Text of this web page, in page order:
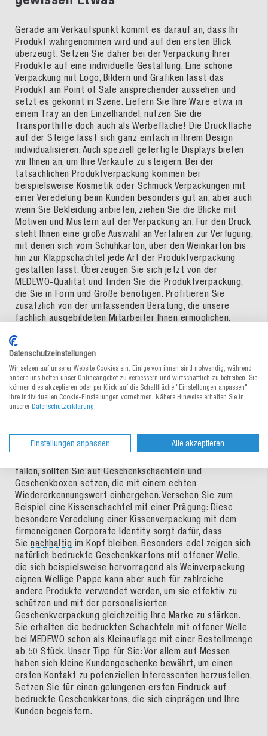
Gerade am Verkaufspunkt kommt es darauf an, dass Ihr
Produkt wahrgenommen wird und auf den ersten Blick
überzeugt. Setzen Sie daher bei der Verpackung Ihrer
Produkte auf eine individuelle Gestaltung. Eine schöne
Verpackung mit Logo, Bildern und Grafiken lässt das
Produkt am Point of Sale ansprechender aussehen und
setzt es gekonnt in Szene. Liefern Sie Ihre Ware etwa in
einem Tray an den Einzelhandel, nutzen Sie die
Transporthilfe doch auch als Werbefläche! Die Druckfläche
auf der Steige lässt sich ganz einfach in Ihrem Design
individualisieren. Auch speziell gefertigte Displays bieten
wir Ihnen an, um Ihre Verkäufe zu steigern. Bei der
tatsächlichen Produktverpackung kommen bei
beispielsweise Kosmetik oder Schmuck Verpackungen mit
einer Veredelung beim Kunden besonders gut an, aber auch
wenn Sie Bekleidung anbieten, ziehen Sie die Blicke mit
Motiven und Mustern auf der Verpackung an. Für den Druck
steht Ihnen eine große Auswahl an Verfahren zur Verfügung,
mit denen sich vom Schuhkarton, über den Weinkarton bis
hin zur Klappschachtel jede Art der Produktverpackung
gestalten lässt. Überzeugen Sie sich jetzt von der
MEDEWO-Qualität und finden Sie die Produktverpackung,
die Sie in Form und Größe benötigen. Profitieren Sie
zusätzlich von der umfassenden Beratung, die unsere
fachlich ausgebildeten Mitarbeiter Ihnen ermöglichen.
Geschenkkartons bedrucken lassen –
ob Geschenkboxen oder Weinkarton
Bei Messen und Kunden-Events, aber auch an Feiertagen
Firmenjubiläum, sind Geschenke für Bestandskunden oder
interessierte Neukunden gern gesehen. Damit sowohl Ihr
fallen, sollten Sie auf Geschenkschachteln und
Geschenkboxen setzen, die mit einem echten
Wiedererkennungswert einhergehen. Versehen Sie zum
Beispiel eine Kissenschachtel mit einer Prägung: Diese
besondere Veredelung einer Kissenverpackung mit dem
firmeneigenen Corporate Identity sorgt dafür, dass
Sie nachhaltig im Kopf bleiben. Besonders edel zeigen sich
natürlich bedruckte Geschenkkartons mit offener Welle,
die sich beispielsweise hervorragend als Weinverpackung
eignen. Wellige Pappe kann aber auch für zahlreiche
andere Produkte verwendet werden, um sie effektiv zu
schützen und mit der personalisierten
Geschenkverpackung gleichzeitig Ihre Marke zu stärken.
Sie erhalten die bedruckten Schachteln mit offener Welle
bei MEDEWO schon als Kleinauflage mit einer Bestellmenge
ab 50 Stück. Unser Tipp für Sie: Vor allem auf Messen
haben sich kleine Kundengeschenke bewährt, um einen
ersten Kontakt zu potenziellen Interessenten herzustellen.
Setzen Sie für einen gelungenen ersten Eindruck auf
bedruckte Geschenkkartons, die sich einprägen und Ihre
Kunden begeistern.
Datenschutzeinstellungen
Wir setzen auf unserer Website Cookies ein. Einige von ihnen sind notwendig, während
andere uns helfen unser Onlineangebot zu verbessern und wirtschaftlich zu betreiben. Sie
können dies akzeptieren oder per Klick auf die Schaltfläche "Einstellungen anpassen"
Ihre individuellen Cookie-Einstellungen vornehmen. Nähere Hinweise erhalten Sie in
unserer Datenschutzerklärung.
Einstellungen anpassen Alle akzeptieren